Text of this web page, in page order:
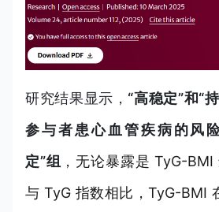
研究结果显示， “高稳定”和“
参与者患心血管疾病的风
定”组 ， 无论暴露是 TyG-BMI
与 TyG 指数相比，TyG-BMI